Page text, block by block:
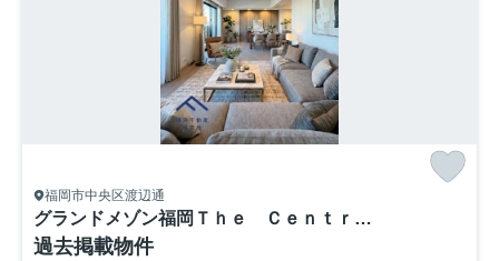
福岡市中央区渡辺通
グランドメゾン福岡Ｔｈｅ Ｃｅｎｔｒａｌ Ｌｕｘｅ
過去掲載物件